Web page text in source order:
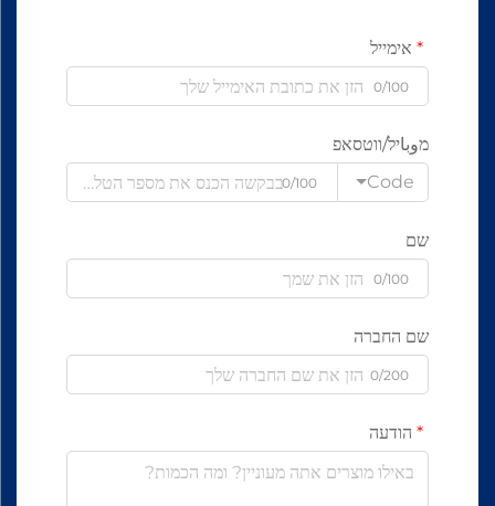
אימייל
0/100
מوباיל/ווטסאפ
Code
0/100
שם
0/100
שם החברה
0/200
הודעה